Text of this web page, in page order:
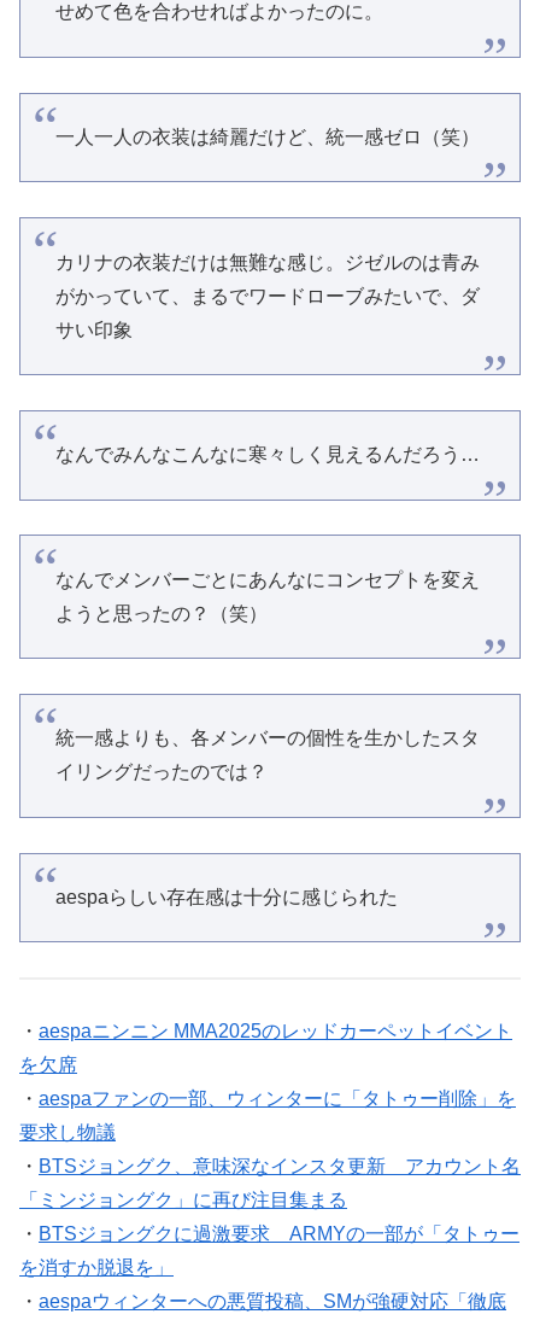
せめて色を合わせればよかったのに。
一人一人の衣装は綺麗だけど、統一感ゼロ（笑）
カリナの衣装だけは無難な感じ。ジゼルのは青み
がかっていて、まるでワードローブみたいで、ダ
サい印象
なんでみんなこんなに寒々しく見えるんだろう…
なんでメンバーごとにあんなにコンセプトを変え
ようと思ったの？（笑）
統一感よりも、各メンバーの個性を生かしたスタ
イリングだったのでは？
aespaらしい存在感は十分に感じられた
・ aespaニンニン MMA2025のレッドカーペットイベント
を欠席
・ aespaファンの一部、ウィンターに「タトゥー削除」を
要求し物議
・ BTSジョングク、意味深なインスタ更新 アカウント名
「ミンジョングク」に再び注目集まる
・ BTSジョングクに過激要求 ARMYの一部が「タトゥー
を消すか脱退を」
・ aespaウィンターへの悪質投稿、SMが強硬対応「徹底